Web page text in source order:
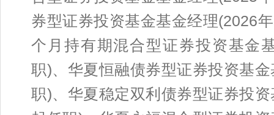
券型证券投资基金基金经理(2026
个月持有期混合型证券投资基金
职)、华夏恒融债券型证券投资基
职)、华夏稳定双利债券型证券投